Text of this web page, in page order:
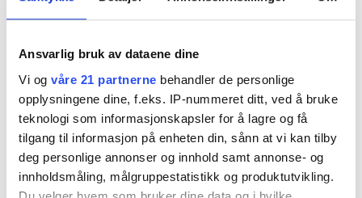
Ansvarlig bruk av dataene dine
Vi og våre 21 partnerne behandler de personlige
opplysningene dine, f.eks. IP-nummeret ditt, ved å bruke
teknologi som informasjonskapsler for å lagre og få
tilgang til informasjon på enheten din, sånn at vi kan tilby
deg personlige annonser og innhold samt annonse- og
innholdsmåling, målgruppestatistikk og produktutvikling.
Del artikkel
Nå:5stillingsannonser